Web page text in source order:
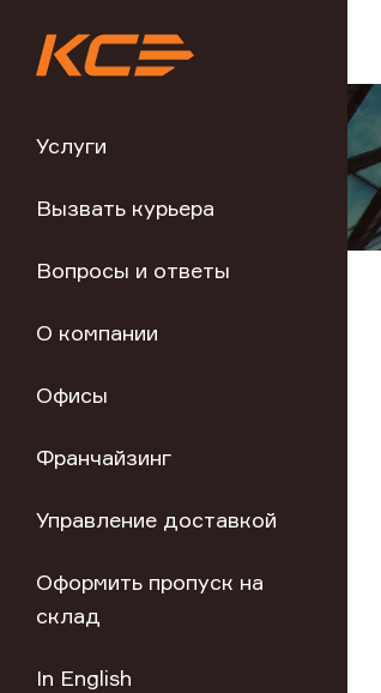
Услуги
Вызвать курьера
Вопросы и ответы
О компании
Офисы
Франчайзинг
Управление доставкой
Оформить пропуск на
склад
In English